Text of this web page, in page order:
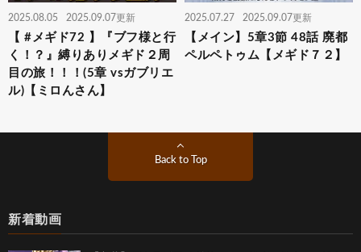
2025.08.05 2025.09.07更新
【 #メギド72 】『ブフ様と行
く！？』縛りありメギド２周
目の旅！！！(5章 vsガブリエ
ル)【ミロんさん】
2025.07.27 2025.09.07更新
【メイン】5章3節 48話 廃都
ペルペトゥム【メギド７２】
Back to Top
新着動画